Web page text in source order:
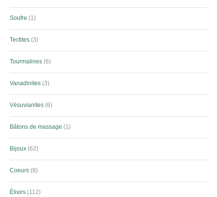
Soufre 1
Tectites 3
Tourmalines 6
Vanadinites 3
Vésuvianites 6
Bâtons de massage 1
Bijoux 62
Coeurs 8
Élixirs 112